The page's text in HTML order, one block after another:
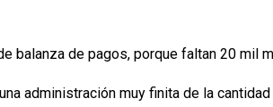
balanza de pagos, porque faltan 20 mil
administración muy finita de la